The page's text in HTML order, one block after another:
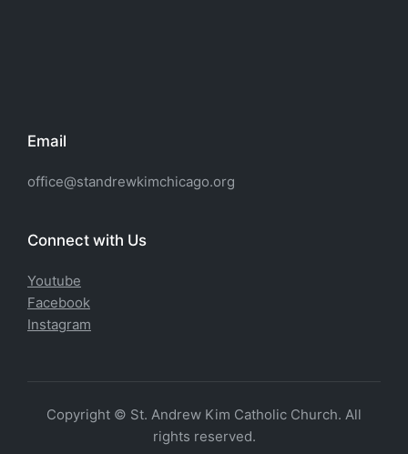
Email
office@standrewkimchicago.org
Connect with Us
Youtube
Facebook
Instagram
Copyright © St. Andrew Kim Catholic Church. All
rights reserved.